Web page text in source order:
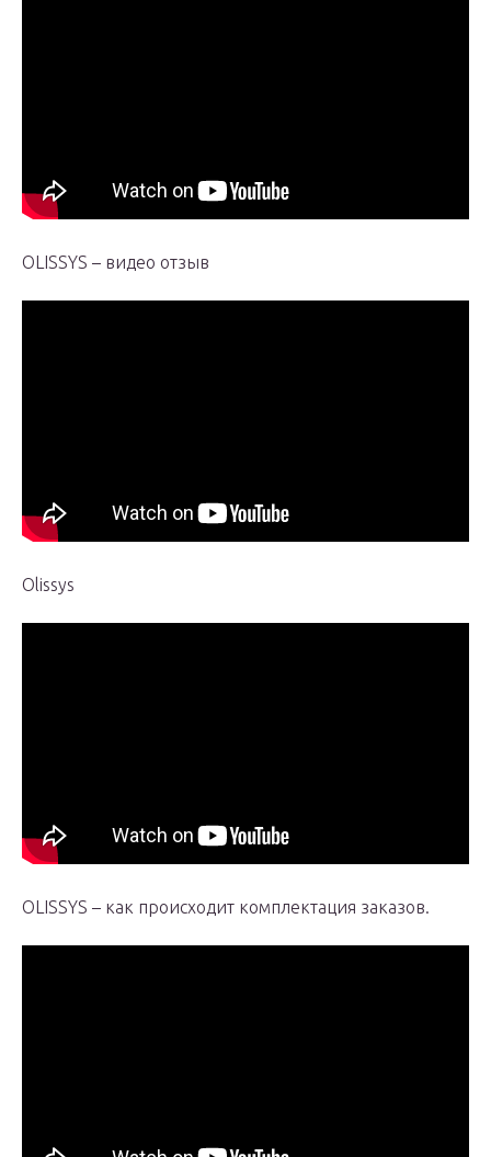
OLISSYS – видео отзыв
Olissys
OLISSYS – как происходит комплектация заказов.